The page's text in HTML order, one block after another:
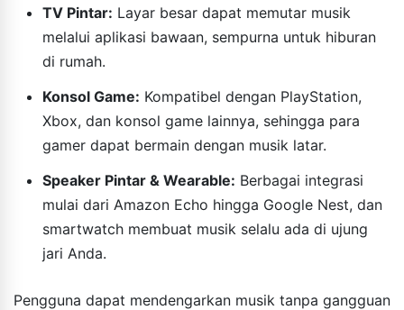
TV Pintar: Layar besar dapat memutar musik
melalui aplikasi bawaan, sempurna untuk hiburan
di rumah.
Konsol Game: Kompatibel dengan PlayStation,
Xbox, dan konsol game lainnya, sehingga para
gamer dapat bermain dengan musik latar.
Speaker Pintar & Wearable: Berbagai integrasi
mulai dari Amazon Echo hingga Google Nest, dan
smartwatch membuat musik selalu ada di ujung
jari Anda.
Pengguna dapat mendengarkan musik tanpa gangguan